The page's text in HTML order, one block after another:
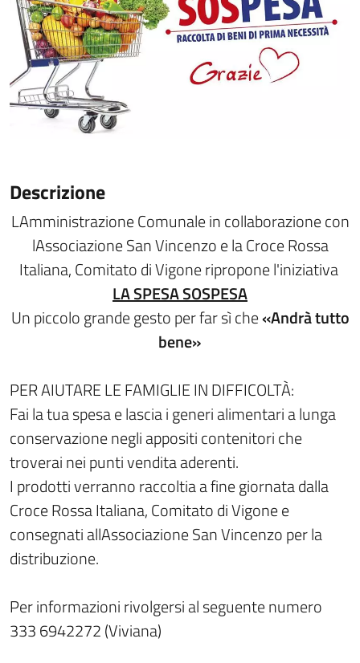
Descrizione
LAmministrazione Comunale in collaborazione con
lAssociazione San Vincenzo e la Croce Rossa
Italiana, Comitato di Vigone ripropone l'iniziativa
LA SPESA SOSPESA
Un piccolo grande gesto per far sì che«Andrà tutto
bene»
PER AIUTARE LE FAMIGLIE IN DIFFICOLTÀ:
Fai la tua spesa e lascia i generi alimentari a lunga
conservazione negli appositi contenitori che
troverai nei punti vendita aderenti.
I prodotti verranno raccoltia a fine giornata dalla
Croce Rossa Italiana, Comitato di Vigone e
consegnati allAssociazione San Vincenzo per la
distribuzione.
Per informazioni rivolgersi al seguente numero
333 6942272 (Viviana)